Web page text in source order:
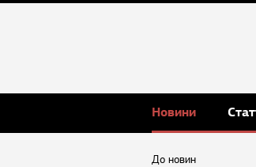
Новини
До новин